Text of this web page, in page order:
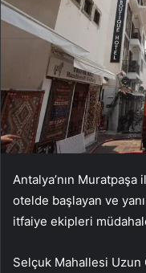
Antalya’nın
otelde başlayan ve
itfaiye ekipleri
Selçuk Mahallesi Uzun